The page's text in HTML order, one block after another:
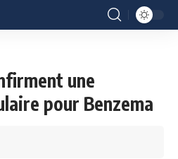
une
pour Benzema